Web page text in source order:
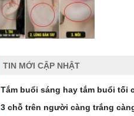
TIN MỚI CẬP NHẬT
Tắm buổi sáng hay tắm buổi tối
3 chỗ trên người càng trắng